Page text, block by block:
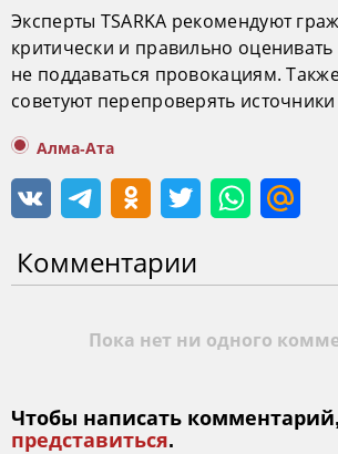
Эксперты TSARKA рекомендуют
критически и правильно
не поддаваться провокациям.
советуют перепроверять
Алма-Ата
Комментарии
Пока нет ни одного
Чтобы написать
представиться.